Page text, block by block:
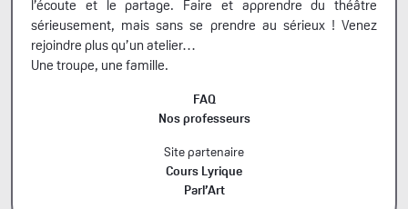
l’écoute et le partage. Faire et apprendre du théâtre
sérieusement, mais sans se prendre au sérieux ! Venez
rejoindre plus qu’un atelier…
Une troupe, une famille.
FAQ
Nos professeurs
Site partenaire
Cours Lyrique
Parl’Art